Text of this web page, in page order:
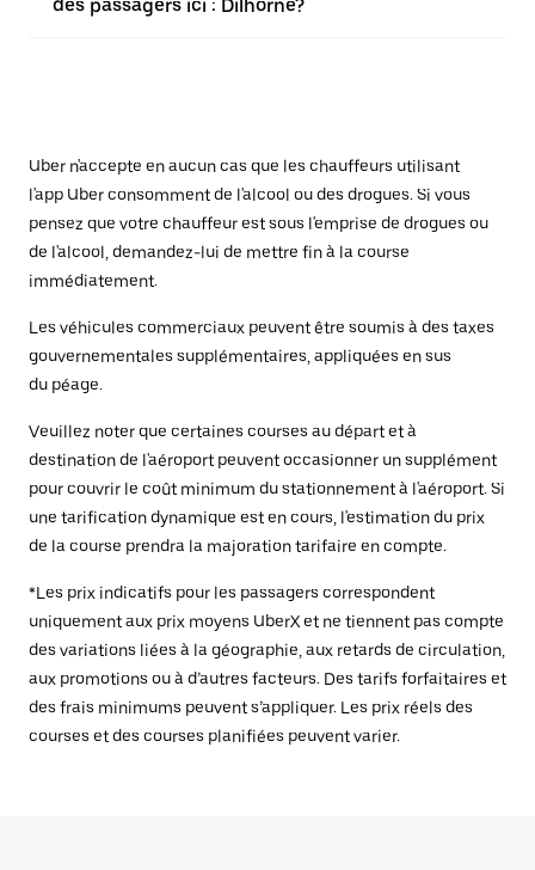
des passagers ici : Dilhorne?
Uber n'accepte en aucun cas que les chauffeurs utilisant
l'app Uber consomment de l'alcool ou des drogues. Si vous
pensez que votre chauffeur est sous l'emprise de drogues ou
de l'alcool, demandez-lui de mettre fin à la course
immédiatement.
Les véhicules commerciaux peuvent être soumis à des taxes
gouvernementales supplémentaires, appliquées en sus
du péage.
Veuillez noter que certaines courses au départ et à
destination de l'aéroport peuvent occasionner un supplément
pour couvrir le coût minimum du stationnement à l'aéroport. Si
une tarification dynamique est en cours, l'estimation du prix
de la course prendra la majoration tarifaire en compte.
*Les prix indicatifs pour les passagers correspondent
uniquement aux prix moyens UberX et ne tiennent pas compte
des variations liées à la géographie, aux retards de circulation,
aux promotions ou à d’autres facteurs. Des tarifs forfaitaires et
des frais minimums peuvent s’appliquer. Les prix réels des
courses et des courses planifiées peuvent varier.